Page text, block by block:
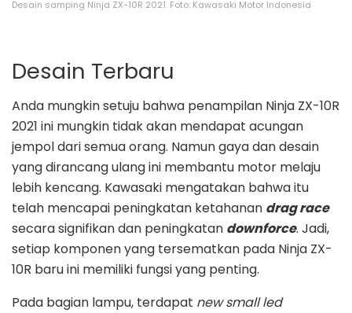
Desain samping Ninja ZX-10R 2021. Foto: Kawasaki Motor Indonesia
Desain Terbaru
Anda mungkin setuju bahwa penampilan Ninja ZX-10R
2021 ini mungkin tidak akan mendapat acungan
jempol dari semua orang. Namun gaya dan desain
yang dirancang ulang ini membantu motor melaju
lebih kencang. Kawasaki mengatakan bahwa itu
telah mencapai peningkatan ketahanan drag race
secara signifikan dan peningkatan downforce. Jadi,
setiap komponen yang tersematkan pada Ninja ZX-
10R baru ini memiliki fungsi yang penting.
Pada bagian lampu, terdapat new small led